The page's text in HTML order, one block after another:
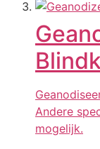
Andere
mogelijk.